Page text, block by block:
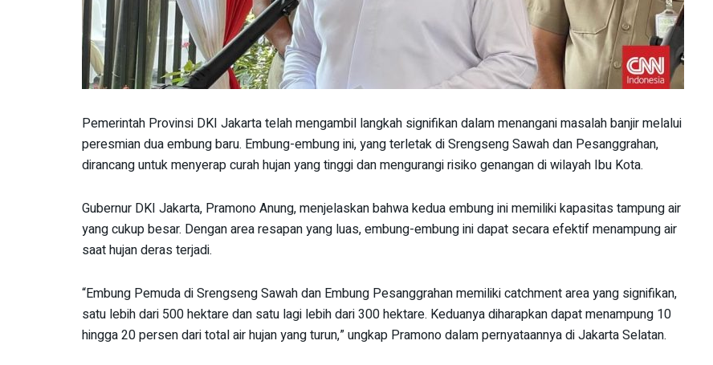
Pemerintah Provinsi DKI Jakarta telah mengambil langkah signifikan dalam menangani masalah banjir melalui
peresmian dua embung baru. Embung-embung ini, yang terletak di Srengseng Sawah dan Pesanggrahan,
dirancang untuk menyerap curah hujan yang tinggi dan mengurangi risiko genangan di wilayah Ibu Kota.
Gubernur DKI Jakarta, Pramono Anung, menjelaskan bahwa kedua embung ini memiliki kapasitas tampung air
yang cukup besar. Dengan area resapan yang luas, embung-embung ini dapat secara efektif menampung air
saat hujan deras terjadi.
“Embung Pemuda di Srengseng Sawah dan Embung Pesanggrahan memiliki catchment area yang signifikan,
satu lebih dari 500 hektare dan satu lagi lebih dari 300 hektare. Keduanya diharapkan dapat menampung 10
hingga 20 persen dari total air hujan yang turun,” ungkap Pramono dalam pernyataannya di Jakarta Selatan.